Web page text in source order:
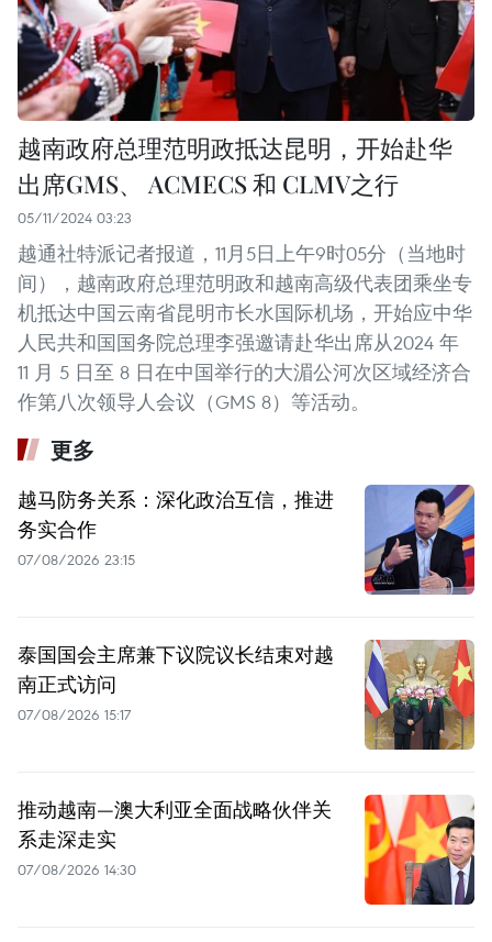
越南政府总理范明政抵达昆明，开始赴华
出席GMS、 ACMECS 和 CLMV之行
05/11/2024 03:23
越通社特派记者报道，11月5日上午9时05分（当地时
间），越南政府总理范明政和越南高级代表团乘坐专
机抵达中国云南省昆明市长水国际机场，开始应中华
人民共和国国务院总理李强邀请赴华出席从2024 年
11 月 5 日至 8 日在中国举行的大湄公河次区域经济合
作第八次领导人会议（GMS 8）等活动。
更多
越马防务关系：深化政治互信，推进
务实合作
07/08/2026 23:15
泰国国会主席兼下议院议长结束对越
南正式访问
07/08/2026 15:17
推动越南—澳大利亚全面战略伙伴关
系走深走实
07/08/2026 14:30